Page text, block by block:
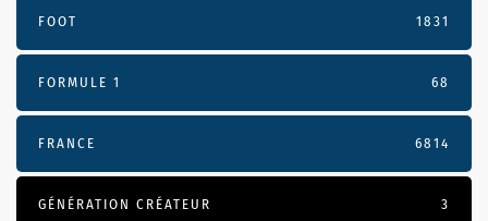
FOOT 1831
FORMULE 1 68
FRANCE 6814
GÉNÉRATION CRÉATEUR 3